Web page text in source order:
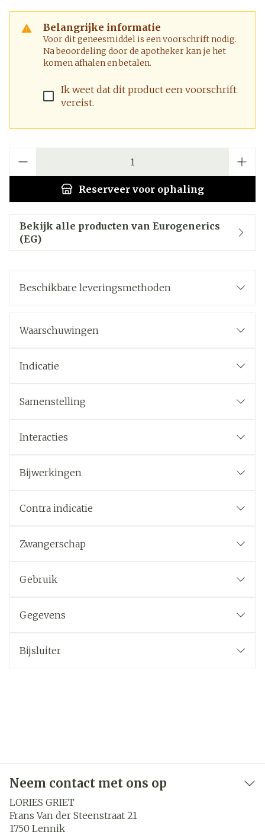
Belangrijke informatie
Voor dit geneesmiddel is een voorschrift nodig.
Na beoordeling door de apotheker kan je het
komen afhalen en betalen.
Ik weet dat dit product een voorschrift
vereist.
Reserveer voor ophaling
Bekijk alle producten van Eurogenerics
(EG)
Beschikbare leveringsmethoden
Waarschuwingen
Indicatie
Samenstelling
Interacties
Bijwerkingen
Contra indicatie
Zwangerschap
Gebruik
Gegevens
Bijsluiter
Neem contact met ons op
LORIES GRIET
Frans Van der Steenstraat 21
1750 Lennik